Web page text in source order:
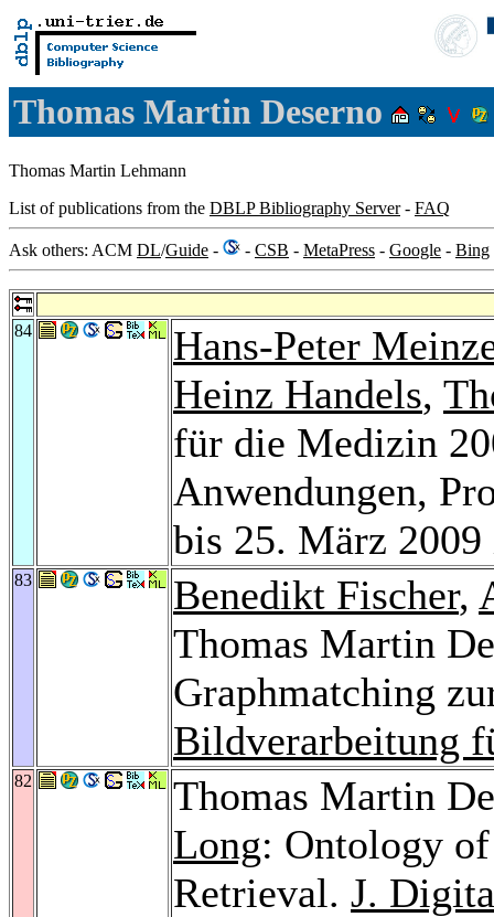
Thomas Martin Deserno
Thomas Martin Lehmann
List of publications from the DBLP Bibliography Server- FAQ
Ask others: ACM DL/Guide - - CSB - MetaPress - Google - Bing
84
Hans-Peter
Heinz Handels,
für die Medizin
Anwendungen,
bis 25. März
83 Benedikt Fischer,
Thomas Martin
Graphmatching
Bildverarbeitung
82
Thomas Martin
Long: Ontology
Retrieval. J.